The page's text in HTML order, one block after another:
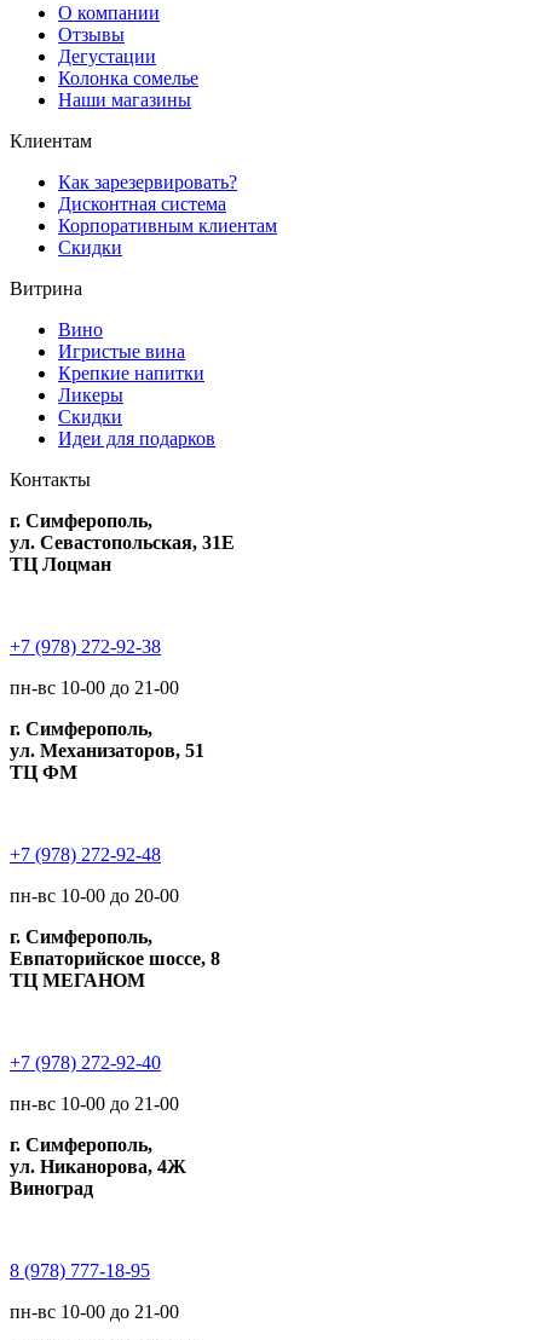
О компании
Отзывы
Дегустации
Колонка сомелье
Наши магазины
Клиентам
Как зарезервировать?
Дисконтная система
Корпоративным клиентам
Скидки
Витрина
Вино
Игристые вина
Крепкие напитки
Ликеры
Скидки
Идеи для подарков
Контакты
г. Симферополь,
ул. Севастопольская, 31Е
ТЦ Лоцман
+7 (978) 272-92-38
пн-вс 10-00 до 21-00
г. Симферополь,
ул. Механизаторов, 51
ТЦ ФМ
+7 (978) 272-92-48
пн-вс 10-00 до 20-00
г. Симферополь,
Евпаторийское шоссе, 8
ТЦ МЕГАНОМ
+7 (978) 272-92-40
пн-вс 10-00 до 21-00
г. Симферополь,
ул. Никанорова, 4Ж
Виноград
8 (978) 777-18-95
пн-вс 10-00 до 21-00